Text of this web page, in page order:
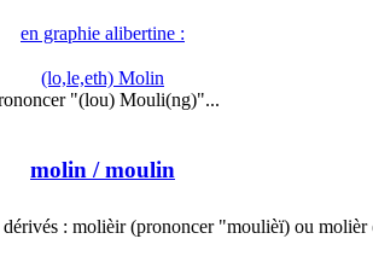
en graphie alibertine :
(lo,le,eth) Molin
"(lou) Mouli(ng)"...
molin / moulin
: molièir (prononcer "moulièï) ou